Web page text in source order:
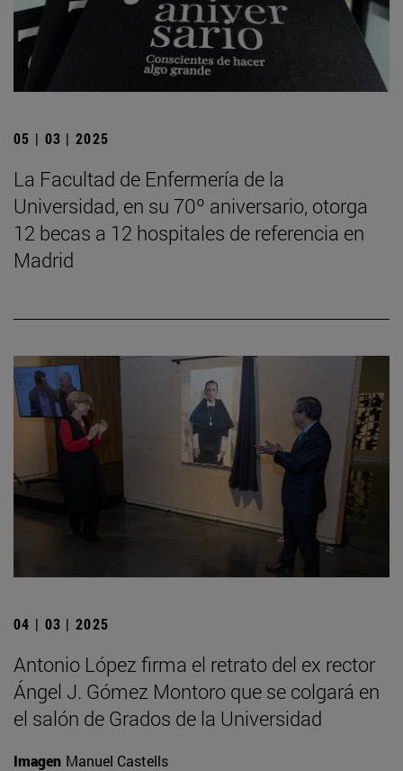
05 | 03 | 2025
La Facultad de Enfermería de la
Universidad, en su 70º aniversario, otorga
12 becas a 12 hospitales de referencia en
Madrid
04 | 03 | 2025
Antonio López firma el retrato del ex rector
Ángel J. Gómez Montoro que se colgará en
el salón de Grados de la Universidad
Imagen Manuel Castells